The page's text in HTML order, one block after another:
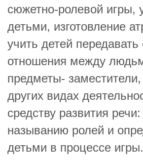
сюжетно-ролевой игры,
детьми, изготовление
учить детей
отношения между
предметы-
других видах
средству развития
называнию ролей и
детьми в процессе игры.